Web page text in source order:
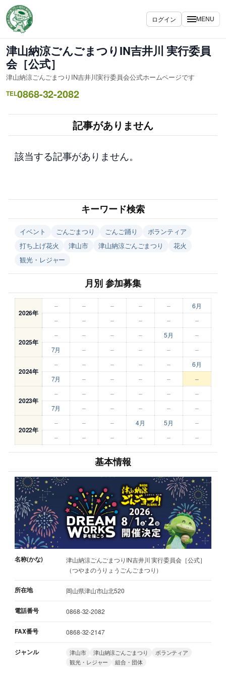
容
を
ス
キ
ッ
プ
ログイン MENU
津山納涼ごんごまつりIN吉井川 実行委員
会［公式］
津山納涼ごんごまつりIN吉井川実行委員会公式ホームページです
TEL0868-32-2082
記事がありません
該当する記事がありません。
キーワード検索
イベント ごんごまつり ごんご踊り
ボランティア
打ち上げ花火
津山市 津山納涼ごんごまつり
花火
観光・レジャー
月別 参加募集
2026年
– – – – –
6月
–
– – – – –
2025年
– – – – 5月
–
7月
– – – – –
2024年
– – – – –
6月
7月
– – – – –
2023年
– – – – –
–
7月
– – – – –
2022年
– – – 4月 5月
–
–
– – – – –
基本情報
名称(かな)
津山納涼ごんごまつりIN吉井川 実行委員会［公式］
（つやまのうりょうごんごまつり）
所在地 岡山県津山市山北520
電話番号 0868-32-2082
FAX番号 0868-32-2147
ジャンル 津山市 津山納涼ごんごまつり
ボランティア
観光・レジャー
組合・団体